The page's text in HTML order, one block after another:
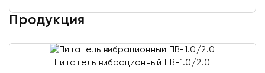
Продукция
Питатель вибрационный ПВ-1.0/2.0